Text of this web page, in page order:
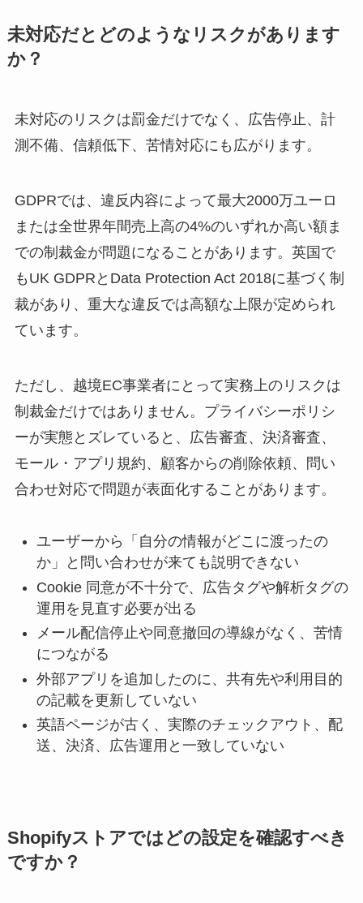
未対応だとどのようなリスクがあります
か？
未対応のリスクは罰金だけでなく、広告停止、計
測不備、信頼低下、苦情対応にも広がります。
GDPRでは、違反内容によって最大2000万ユーロ
または全世界年間売上高の4%のいずれか高い額ま
での制裁金が問題になることがあります。英国で
もUK GDPRとData Protection Act 2018に基づく制
裁があり、重大な違反では高額な上限が定められ
ています。
ただし、越境EC事業者にとって実務上のリスクは
制裁金だけではありません。プライバシーポリシ
ーが実態とズレていると、広告審査、決済審査、
モール・アプリ規約、顧客からの削除依頼、問い
合わせ対応で問題が表面化することがあります。
ユーザーから「自分の情報がどこに渡ったの
か」と問い合わせが来ても説明できない
Cookie 同意が不十分で、広告タグや解析タグの
運用を見直す必要が出る
メール配信停止や同意撤回の導線がなく、苦情
につながる
外部アプリを追加したのに、共有先や利用目的
の記載を更新していない
英語ページが古く、実際のチェックアウト、配
送、決済、広告運用と一致していない
Shopifyストアではどの設定を確認すべき
ですか？